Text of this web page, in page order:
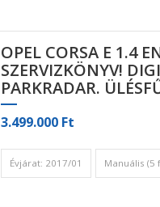
OPEL CORSA E 1.4
SZERVIZKÖNYV!
PARKRADAR.
3.499.000 Ft
Évjárat: 2017/01 Manuális (5